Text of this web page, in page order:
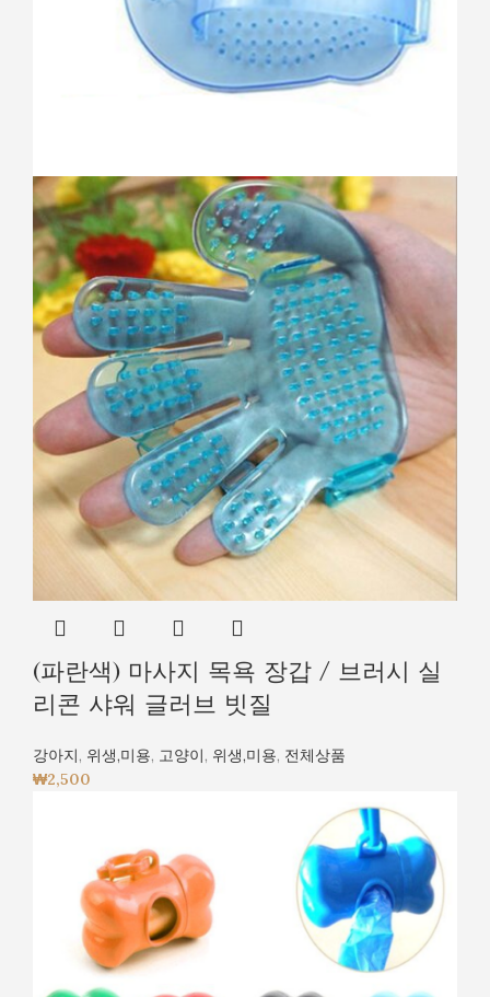
(파란색) 마사지 목욕 장갑 / 브러시 실
리콘 샤워 글러브 빗질
강아지, 위생,미용, 고양이, 위생,미용, 전체상품
₩2,500